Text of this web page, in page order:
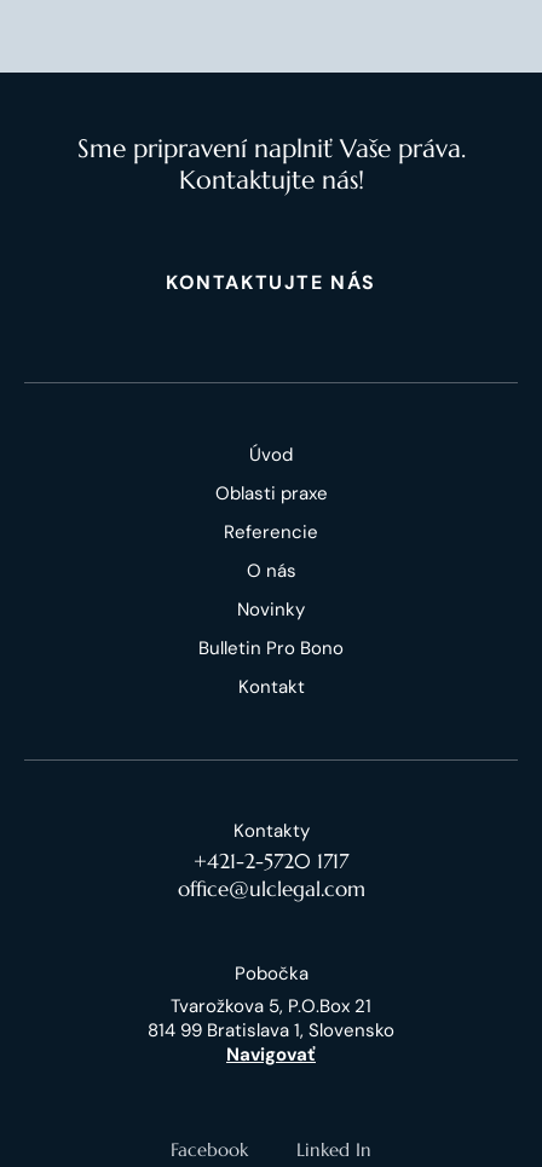
Sme pripravení naplniť Vaše práva.
Kontaktujte nás!
KONTAKTUJTE NÁS
Úvod
Oblasti praxe
Referencie
O nás
Novinky
Bulletin Pro Bono
Kontakt
Kontakty
+421-2-5720 1717
office@ulclegal.com
Pobočka
Tvarožkova 5, P.O.Box 21
814 99 Bratislava 1, Slovensko
Navigovať
Facebook Linked In